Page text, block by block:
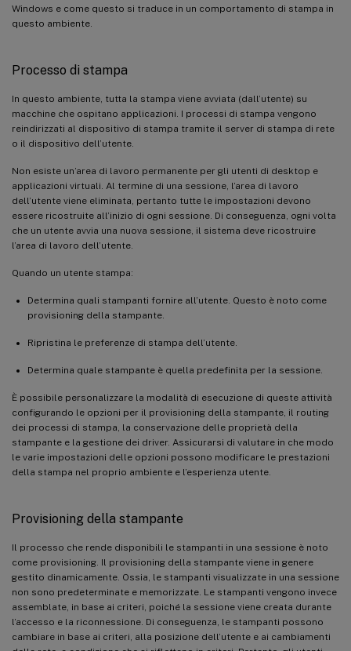
Windows e come questo si traduce in un comportamento di stampa in
questo ambiente.
Processo di stampa
In questo ambiente, tutta la stampa viene avviata (dall’utente) su
macchine che ospitano applicazioni. I processi di stampa vengono
reindirizzati al dispositivo di stampa tramite il server di stampa di rete
o il dispositivo dell’utente.
Non esiste un’area di lavoro permanente per gli utenti di desktop e
applicazioni virtuali. Al termine di una sessione, l’area di lavoro
dell’utente viene eliminata, pertanto tutte le impostazioni devono
essere ricostruite all’inizio di ogni sessione. Di conseguenza, ogni volta
che un utente avvia una nuova sessione, il sistema deve ricostruire
l’area di lavoro dell’utente.
Quando un utente stampa:
Determina quali stampanti fornire all’utente. Questo è noto come
provisioning della stampante.
Ripristina le preferenze di stampa dell’utente.
Determina quale stampante è quella predefinita per la sessione.
È possibile personalizzare la modalità di esecuzione di queste attività
configurando le opzioni per il provisioning della stampante, il routing
dei processi di stampa, la conservazione delle proprietà della
stampante e la gestione dei driver. Assicurarsi di valutare in che modo
le varie impostazioni delle opzioni possono modificare le prestazioni
della stampa nel proprio ambiente e l’esperienza utente.
Provisioning della stampante
Il processo che rende disponibili le stampanti in una sessione è noto
come provisioning. Il provisioning della stampante viene in genere
gestito dinamicamente. Ossia, le stampanti visualizzate in una sessione
non sono predeterminate e memorizzate. Le stampanti vengono invece
assemblate, in base ai criteri, poiché la sessione viene creata durante
l’accesso e la riconnessione. Di conseguenza, le stampanti possono
cambiare in base ai criteri, alla posizione dell’utente e ai cambiamenti